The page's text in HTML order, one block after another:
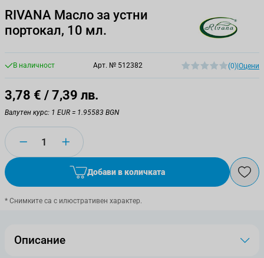
RIVANA Масло за устни
портокал, 10 мл.
В наличност Арт. № 512382 (0) Оцени
3,78 € / 7,39 лв.
Валутен курс: 1 EUR = 1.95583 BGN
Количество
Добави в количката
* Снимките са с илюстративен характер.
Описание